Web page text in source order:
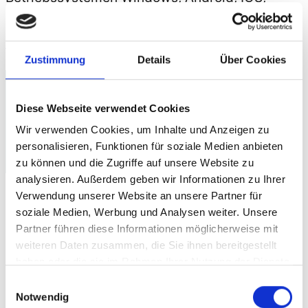
Zustimmung Details Über Cookies
Diese Webseite verwendet Cookies
Wir verwenden Cookies, um Inhalte und Anzeigen zu
personalisieren, Funktionen für soziale Medien anbieten
zu können und die Zugriffe auf unsere Website zu
analysieren. Außerdem geben wir Informationen zu Ihrer
Verwendung unserer Website an unsere Partner für
soziale Medien, Werbung und Analysen weiter. Unsere
Partner führen diese Informationen möglicherweise mit
weiteren Daten zusammen, die Sie ihnen bereitgestellt
Notwendig
Ubuntu und MacOS.
Alle Beiträge von Markus
Lemcke anzeigen
2 Kommentare zu
„Suchmaschinenoptimierung /
SEO mit Twitter“
Felix Meier sagt:
19. Mai 2015 um 09:33 Uhr